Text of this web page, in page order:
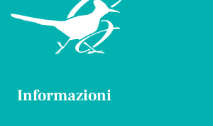
Informazioni